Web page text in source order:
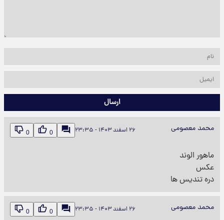
ارسال
محمد معصومی ۲۶ اسفند ۱۴۰۳ - ۲۳:۳۵ 0
0
ماهور الوند
عکس
دره تندیس ها
محمد معصومی ۲۶ اسفند ۱۴۰۳ - ۲۳:۳۵ 0
0